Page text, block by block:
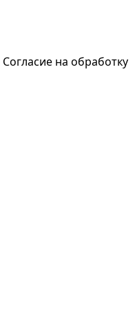
Согласие на обработку